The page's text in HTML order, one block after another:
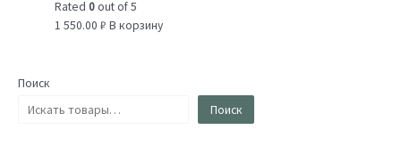
Поиск
Поиск
Rated0out of 5
1 550.00₽ В корзину